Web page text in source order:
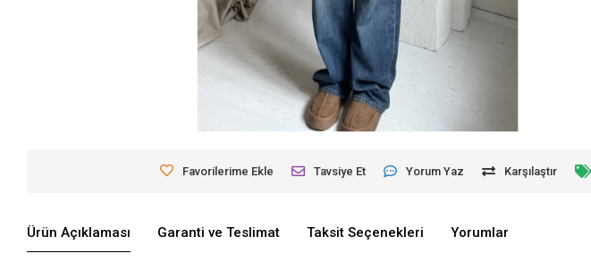
Favorilerime Ekle Tavsiye Et Yorum Yaz Karşılaştır
Ürün Açıklaması Garanti ve Teslimat Taksit Seçenekleri Yorumlar